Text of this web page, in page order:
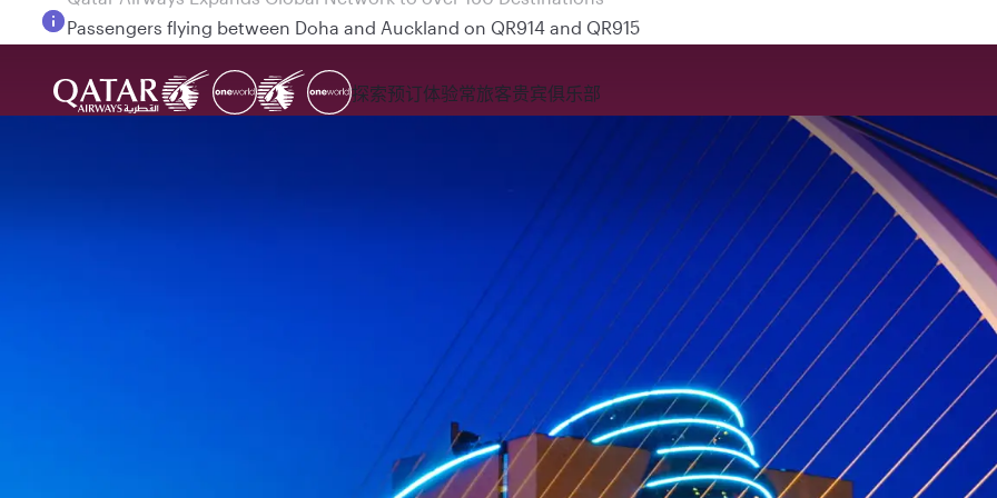
Passengers flying between Doha and Auckland on QR914 and QR915
探索预订体验常旅客贵宾俱乐部